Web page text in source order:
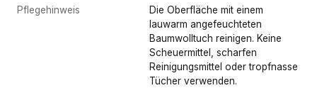
Pflegehinweis
Die Oberfläche mit einem
lauwarm angefeuchteten
Baumwolltuch reinigen. Keine
Scheuermittel, scharfen
Reinigungsmittel oder tropfnasse
Tücher verwenden.